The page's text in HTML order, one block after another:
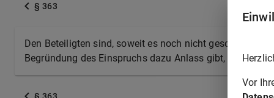
§ 363
Den Beteiligten sind, soweit es noch nicht geschehen
Begründung des Einspruchs dazu Anlass gibt, von
Vor